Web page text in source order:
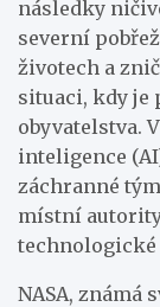
následky
severní
životech a
situaci, kdy je
obyvatelstva.
inteligence
záchranné
místní
technologické
NASA,